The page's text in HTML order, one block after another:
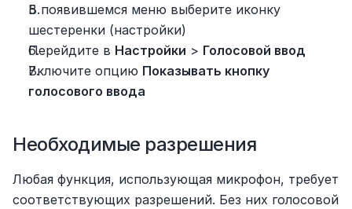
В появившемся меню выберите иконку
шестеренки (настройки)
Перейдите в Настройки > Голосовой ввод
Включите опцию Показывать кнопку
голосового ввода
Необходимые разрешения
Любая функция, использующая микрофон, требует
соответствующих разрешений. Без них голосовой